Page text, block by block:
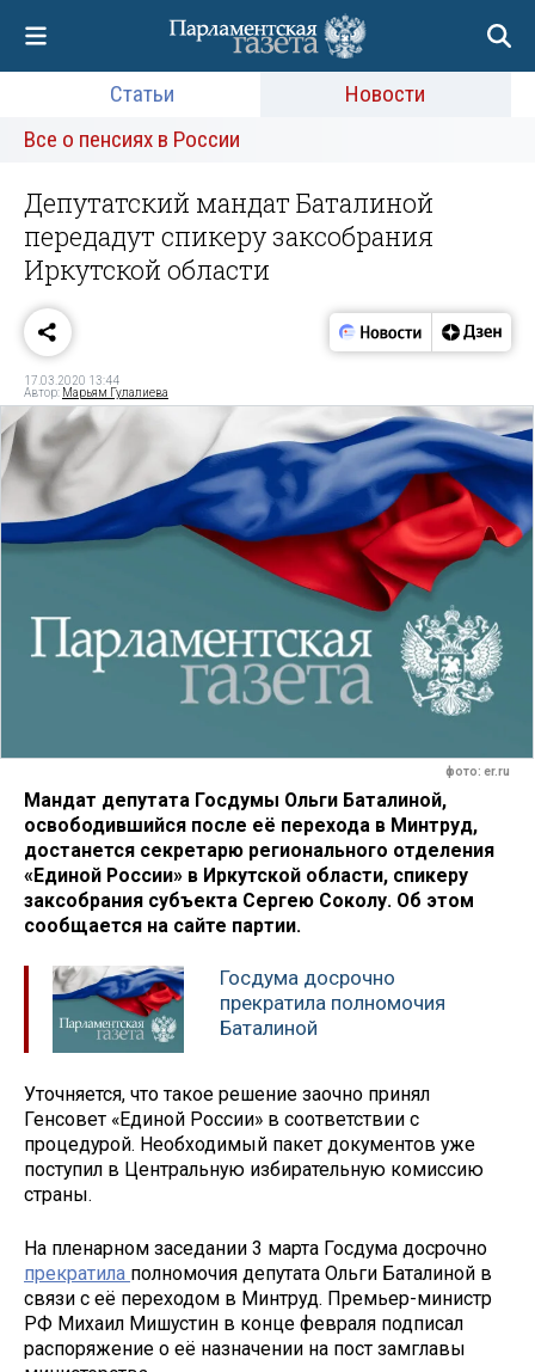
Статьи
Новости
Все о пенсиях в России
Депутатский мандат Баталиной
передадут спикеру заксобрания
Иркутской области
17.03.2020 13:44
Автор: Марьям Гулалиева
фото: er.ru
Мандат депутата Госдумы Ольги Баталиной,
освободившийся после её перехода в Минтруд,
достанется секретарю регионального отделения
«Единой России» в Иркутской области, спикеру
заксобрания субъекта Сергею Соколу. Об этом
сообщается на сайте партии.
Госдума досрочно
прекратила полномочия
Баталиной
Уточняется, что такое решение заочно принял
Генсовет «Единой России» в соответствии с
процедурой. Необходимый пакет документов уже
поступил в Центральную избирательную комиссию
страны.
На пленарном заседании 3 марта Госдума досрочно
прекратила полномочия депутата Ольги Баталиной в
связи с её переходом в Минтруд. Премьер-министр
РФ Михаил Мишустин в конце февраля подписал
распоряжение о её назначении на пост замглавы